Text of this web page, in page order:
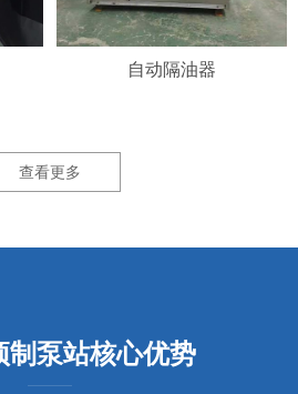
自动隔油器
查看更多
制泵站核心优势